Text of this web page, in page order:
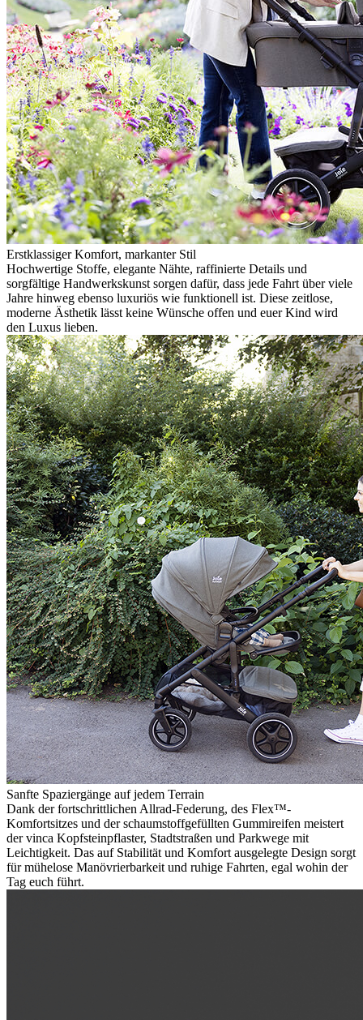
Erstklassiger Komfort, markanter Stil
Hochwertige Stoffe, elegante Nähte, raffinierte Details und
sorgfältige Handwerkskunst sorgen dafür, dass jede Fahrt über viele
Jahre hinweg ebenso luxuriös wie funktionell ist. Diese zeitlose,
moderne Ästhetik lässt keine Wünsche offen und euer Kind wird
den Luxus lieben.
Sanfte Spaziergänge auf jedem Terrain
Dank der fortschrittlichen Allrad-Federung, des Flex™-
Komfortsitzes und der schaumstoffgefüllten Gummireifen meistert
der vinca Kopfsteinpflaster, Stadtstraßen und Parkwege mit
Leichtigkeit. Das auf Stabilität und Komfort ausgelegte Design sorgt
für mühelose Manövrierbarkeit und ruhige Fahrten, egal wohin der
Tag euch führt.